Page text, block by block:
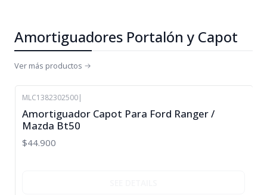
Amortiguadores Portalón y Capot
Ver más productos
MLC1382302500|
Amortiguador Capot Para Ford Ranger /
Mazda Bt50
$44.900